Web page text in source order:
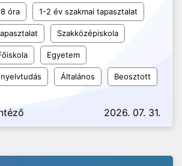
óra 1-2 év szakmai tapasztalat
Szakközépiskola
Egyetem
Általános Beosztott
2026. 07. 31.